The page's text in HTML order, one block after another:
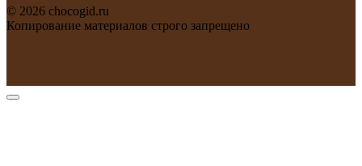
© 2026 chocogid.ru
Копирование материалов строго запрещено